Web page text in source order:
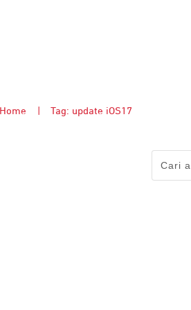
Home Tag: update iOS17